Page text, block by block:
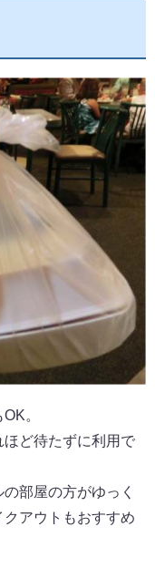
。
ど待たずに利用で
部屋の方がゆっく
アウトもおすすめ